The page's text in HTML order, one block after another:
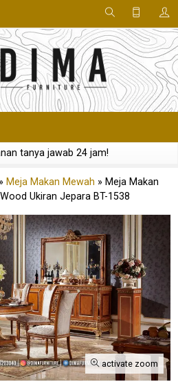
tanya jawab 24 jam!
» Meja Makan Mewah » Meja Makan
Ukiran Jepara BT-1538
activate zoom